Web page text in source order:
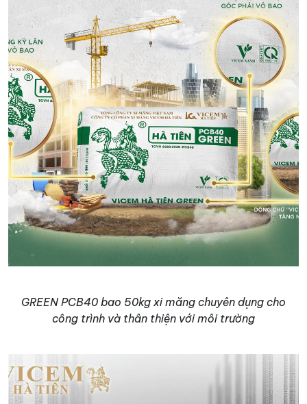
GREEN PCB40 bao 50kg xi măng chuyên dụng cho
công trình và thân thiện với môi trường